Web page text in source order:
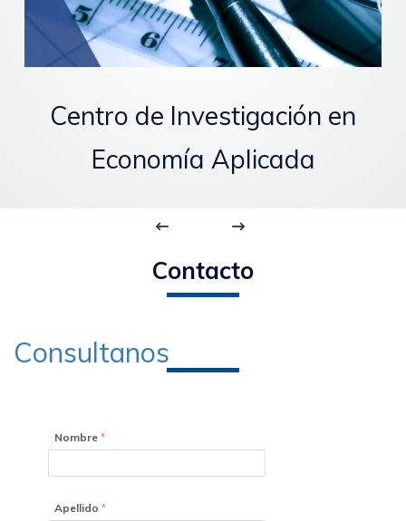
Centro de Investigación en
Economía Aplicada
Contacto
Consultanos
Nombre
Apellido